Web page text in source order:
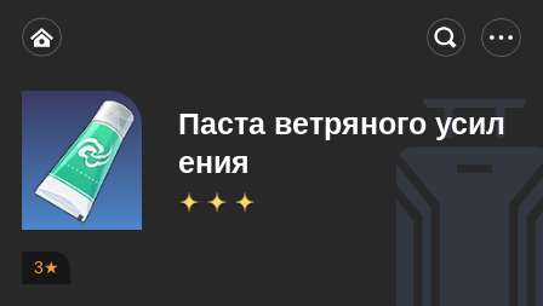
Паста ветряного усил
ения
3★